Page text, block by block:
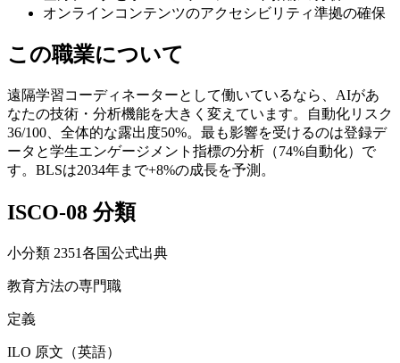
オンラインコンテンツのアクセシビリティ準拠の確保
この職業について
遠隔学習コーディネーターとして働いているなら、AIがあ
なたの技術・分析機能を大きく変えています。自動化リスク
36/100、全体的な露出度50%。最も影響を受けるのは登録デ
ータと学生エンゲージメント指標の分析（74%自動化）で
す。BLSは2034年まで+8%の成長を予測。
ISCO-08 分類
小分類 2351各国公式出典
教育方法の専門職
定義
ILO 原文（英語）